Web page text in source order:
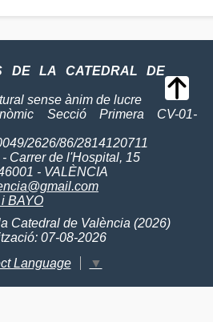
DE LA CATEDRAL DE
sense ànim de lucre
Secció Primera CV-01-
2626/86/2814120711
Carrer de l'Hospital, 15
- VALÈNCIA
BAYO
Catedral de València (2026)
07-08-2026
Language
▼